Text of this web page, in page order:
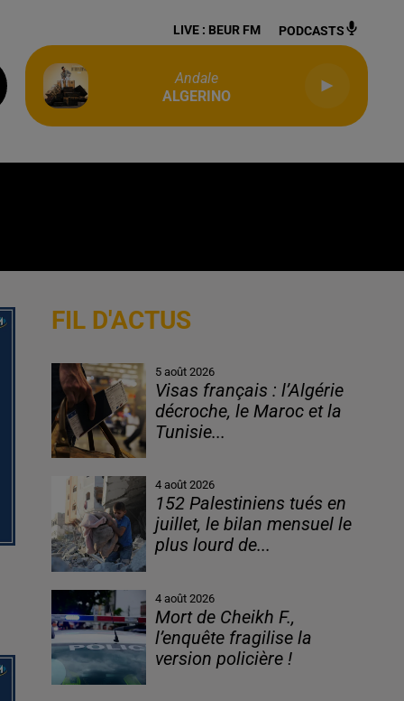
LIVE : BEUR FM PODCASTS
Andale
ALGERINO
FIL D'ACTUS
5 août 2026
Visas français : l’Algérie
décroche, le Maroc et la
Tunisie...
4 août 2026
152 Palestiniens tués en
juillet, le bilan mensuel le
plus lourd de...
4 août 2026
Mort de Cheikh F.,
l’enquête fragilise la
version policière !